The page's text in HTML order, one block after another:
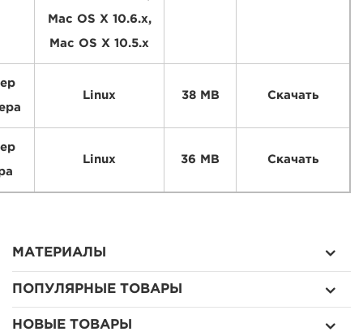
Mac OS X 10.6.x,
Mac OS X 10.5.x
Linux 38 MB Скачать
Linux 36 MB Скачать
МАТЕРИАЛЫ
ПОПУЛЯРНЫЕ ТОВАРЫ
НОВЫЕ ТОВАРЫ